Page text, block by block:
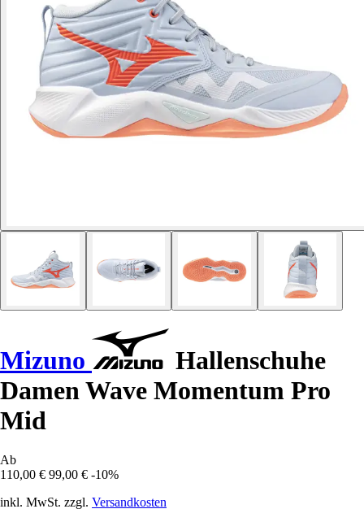
Mizuno
Hallenschuhe
Damen Wave Momentum Pro
Mid
Ab
110,00 € 99,00 € -10%
inkl. MwSt. zzgl. Versandkosten